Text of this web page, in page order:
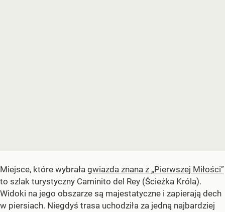
Miejsce, które wybrała gwiazda znana z „Pierwszej Miłości”
to szlak turystyczny Caminito del Rey (Ścieżka Króla).
Widoki na jego obszarze są majestatyczne i zapierają dech
w piersiach. Niegdyś trasa uchodziła za jedną najbardziej